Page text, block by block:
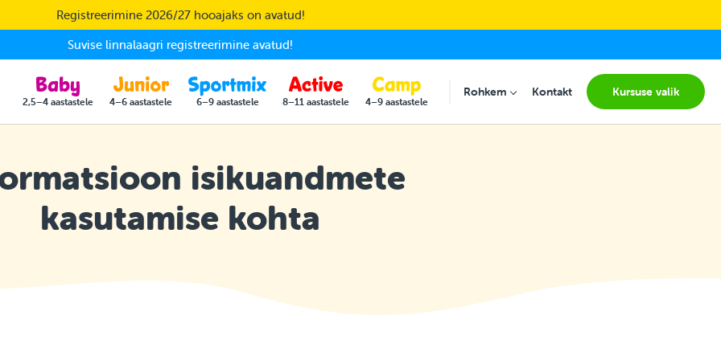
Registreerimine 2026/27 hooajaks on avatud!
Suvise linnalaagri registreerimine avatud!
2,5–4 aastastele 4–6 aastastele 6–9 aastastele 8–11 aastastele 4–9 aastastele
RohkemSubmenu for "Rohkem"
Kontakt Kursuse valik
isikuandmete
kasutamise kohta